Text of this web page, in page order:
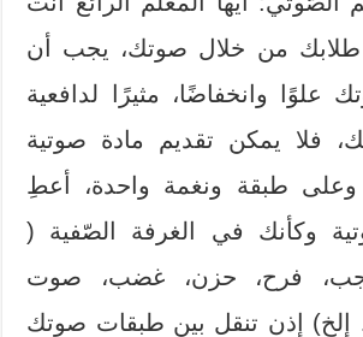
طلابك من خلال صوتك، يجب أن
علوًا وانخفاضًا، مثيرًا لدافعية
فلا يمكن تقديم مادة صوتية
وعلى طبقة ونغمة واحدة، أعطِ
وكأنك في الغرفة الصّفية (
فرح، حزن، غضب، صوت
إذن تنقل بين طبقات صوتك